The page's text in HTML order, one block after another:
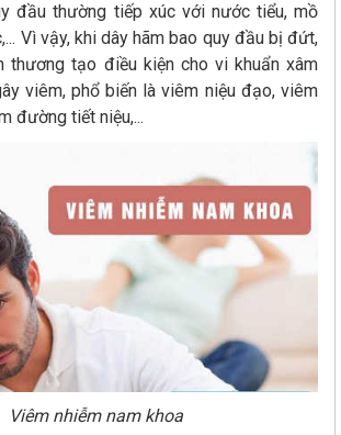
đầu thường tiếp xúc với nước tiểu, mồ
Vì vậy, khi dây hãm bao quy đầu bị đứt,
thương tạo điều kiện cho vi khuẩn xâm
viêm, phổ biến là viêm niệu đạo, viêm
đường tiết niệu,...
Viêm nhiễm nam khoa